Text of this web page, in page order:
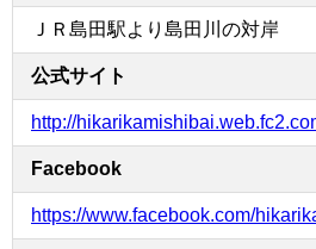
ＪＲ島田駅より島田川の対岸
公式サイト
http://
Facebook
https://www.facebook.com/